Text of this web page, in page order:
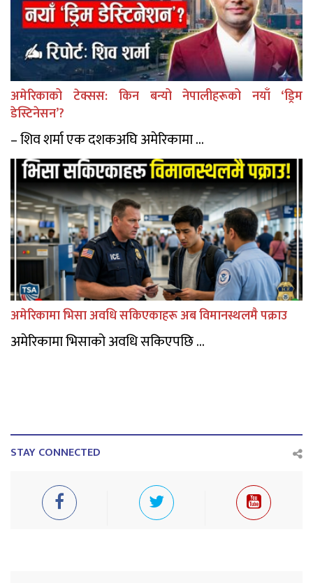
अमेरिकाको टेक्सस: किन बन्यो नेपालीहरूको नयाँ ‘ड्रिम
डेस्टिनेसन’?
– शिव शर्मा एक दशकअघि अमेरिकामा ...
अमेरिकामा भिसा अवधि सकिएकाहरू अब विमानस्थलमै पक्राउ
अमेरिकामा भिसाको अवधि सकिएपछि ...
STAY CONNECTED